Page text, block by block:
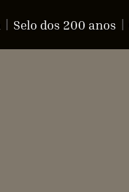
Selo dos 200 anos